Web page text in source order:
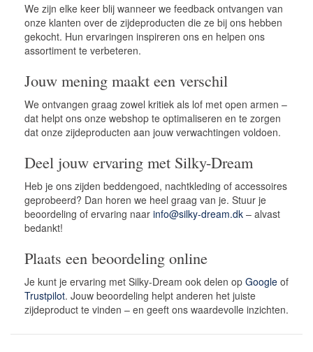
We zijn elke keer blij wanneer we feedback ontvangen van
onze klanten over de zijdeproducten die ze bij ons hebben
gekocht. Hun ervaringen inspireren ons en helpen ons
assortiment te verbeteren.
Jouw mening maakt een verschil
We ontvangen graag zowel kritiek als lof met open armen –
dat helpt ons onze webshop te optimaliseren en te zorgen
dat onze zijdeproducten aan jouw verwachtingen voldoen.
Deel jouw ervaring met Silky-Dream
Heb je ons zijden beddengoed, nachtkleding of accessoires
geprobeerd? Dan horen we heel graag van je. Stuur je
beoordeling of ervaring naar info@silky-dream.dk – alvast
bedankt!
Plaats een beoordeling online
Je kunt je ervaring met Silky-Dream ook delen op Google of
Trustpilot. Jouw beoordeling helpt anderen het juiste
zijdeproduct te vinden – en geeft ons waardevolle inzichten.